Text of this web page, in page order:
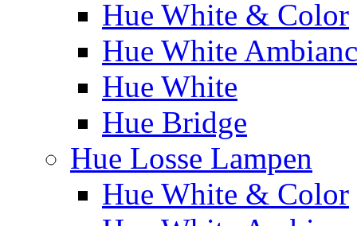
Hue White & Color
Hue White
Hue White
Hue Bridge
Hue Losse Lampen
Hue White & Color